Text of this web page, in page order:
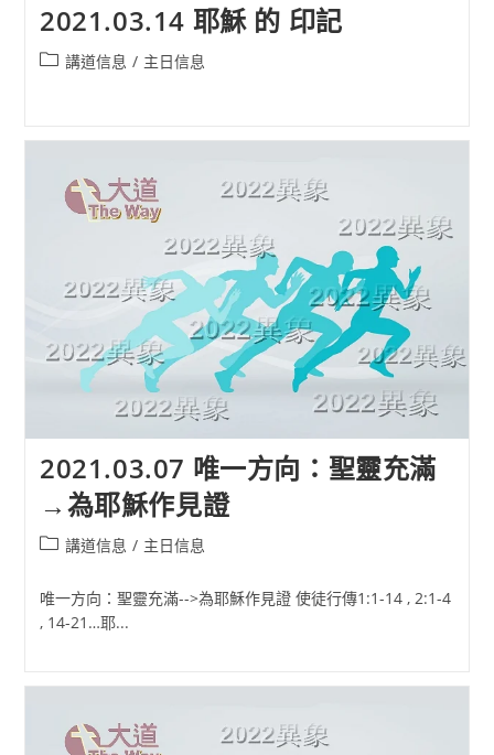
2021.03.14 耶穌 的 印記
Post講道信息 / 主日信息
2021.03.07 唯一方向：聖靈充滿
→為耶穌作見證
Post講道信息 / 主日信息
唯一方向：聖靈充滿-->為耶穌作見證 使徒行傳1:1-14 , 2:1-4
, 14-21…耶...